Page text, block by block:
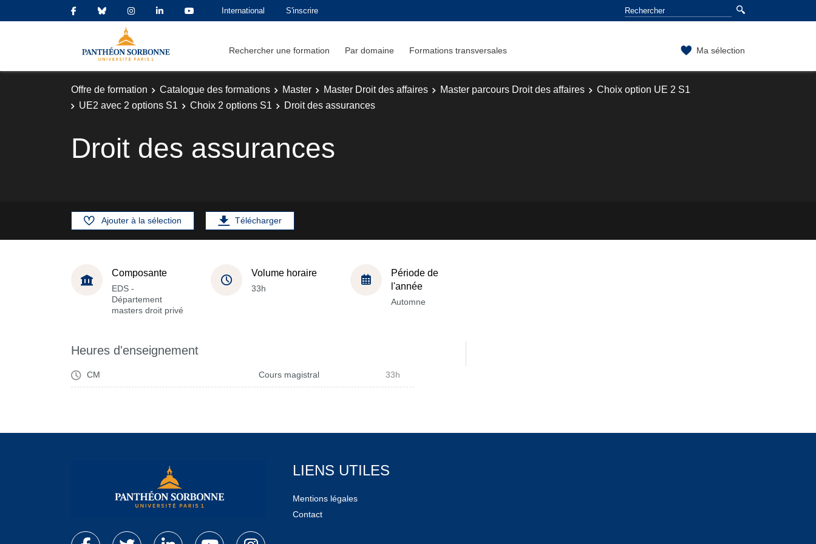
International S'inscrire
Rechercher une formation Par domaine Formations transversales Ma sélection
Offre de formation Catalogue des formations Master Master Droit des affaires Master parcours Droit des affaires
Choix option UE 2 S1
UE2 avec 2 options S1
Choix 2 options S1 Droit des assurances
Droit des assurances
Ajouter à la sélection Télécharger
Composante
EDS -
Département
masters droit privé
Volume horaire
33h
Période de
l'année
Automne
Heures d'enseignement
CM Cours magistral 33h
LIENS UTILES
Mentions légales
Contact